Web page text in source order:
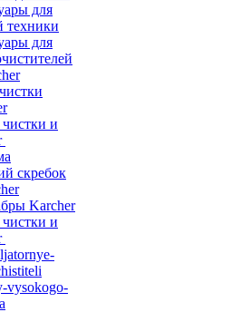
для
техники
для
и
скребок
Karcher
и
vysokogo-